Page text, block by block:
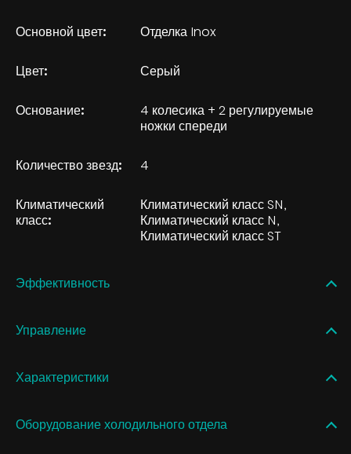
Основной цвет: Отделка Inox
Цвет: Серый
Основание:
4 колесика + 2 регулируемые
ножки спереди
Количество звезд: 4
Климатический
класс:
Климатический класс SN
Климатический класс N
Климатический класс ST
Эффективность
Управление
Характеристики
Оборудование холодильного отдела